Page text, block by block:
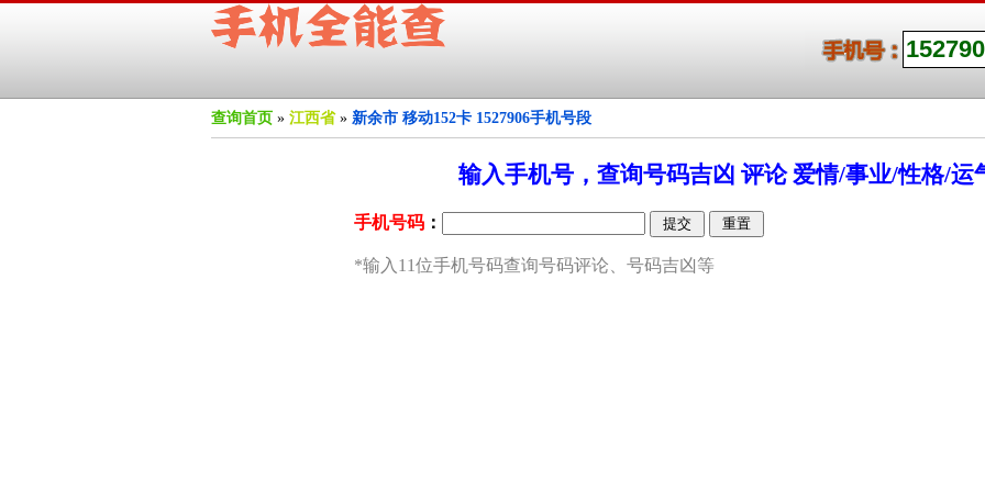
查询首页 » 江西省 » 新余市 移动152卡 1527906手机号段
输入手机号，查询号码吉凶 评论 爱情/事业/性格/运